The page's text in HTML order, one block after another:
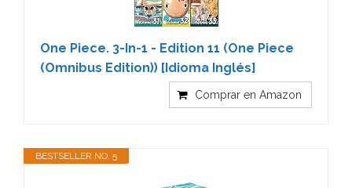
One Piece. 3-In-1 - Edition 11 (One Piece
(Omnibus Edition)) [Idioma Inglés]
Comprar en Amazon
BESTSELLER NO. 5